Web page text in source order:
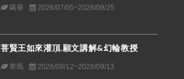
噶舉 2026/07/05~2026/09/25
菩賢王如來灌頂.願文講解&幻輪教授
寧瑪 2026/09/12~2026/09/13